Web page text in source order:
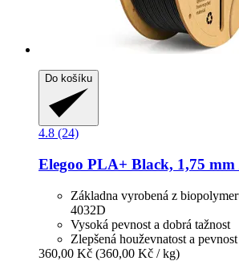
Do košíku
4.8 (24)
Elegoo PLA+ Black, 1,75 mm
Základna vyrobená z
4032D
Vysoká pevnost a dobrá tažnost
Zlepšená houževnatost a
360,00 Kč (360,00 Kč / kg)